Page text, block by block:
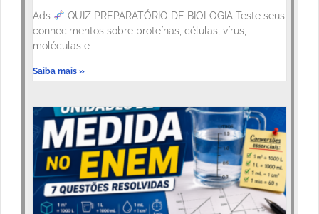
Ads
QUIZ PREPARATÓRIO DE BIOLOGIA Teste seus
conhecimentos sobre proteínas, células, vírus,
moléculas e
Saiba mais »